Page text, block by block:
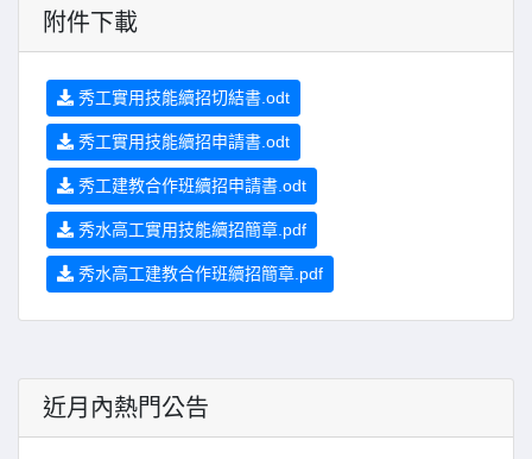
附件下載
秀工實用技能續招切結書.odt
秀工實用技能續招申請書.odt
秀工建教合作班續招申請書.odt
秀水高工實用技能續招簡章.pdf
秀水高工建教合作班續招簡章.pdf
近月內熱門公告